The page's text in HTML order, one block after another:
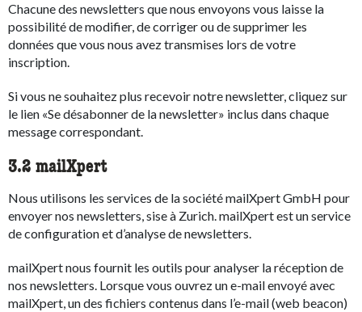
Chacune des newsletters que nous envoyons vous laisse la
possibilité de modifier, de corriger ou de supprimer les
données que vous nous avez transmises lors de votre
inscription.
Si vous ne souhaitez plus recevoir notre newsletter, cliquez sur
le lien «Se désabonner de la newsletter» inclus dans chaque
message correspondant.
3.2 mailXpert
Nous utilisons les services de la société mailXpert GmbH pour
envoyer nos newsletters, sise à Zurich. mailXpert est un service
de configuration et d’analyse de newsletters.
mailXpert nous fournit les outils pour analyser la réception de
nos newsletters. Lorsque vous ouvrez un e-mail envoyé avec
mailXpert, un des fichiers contenus dans l’e-mail (web beacon)